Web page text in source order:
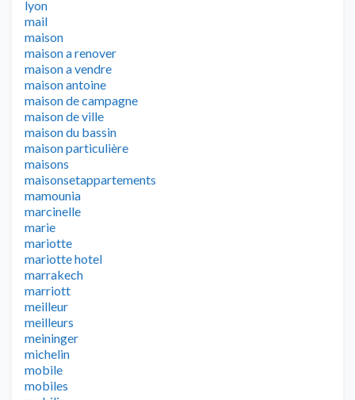
lyon
mail
maison
maison a renover
maison a vendre
maison antoine
maison de campagne
maison de ville
maison du bassin
maison particulière
maisons
maisonsetappartements
mamounia
marcinelle
marie
mariotte
mariotte hotel
marrakech
marriott
meilleur
meilleurs
meininger
michelin
mobile
mobiles